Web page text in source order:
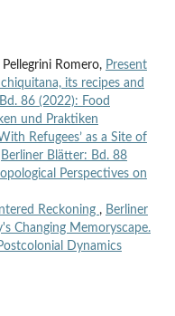
Romero, Present
its recipes and
86 (2022): Food
und Praktiken
Refugees’ as a Site of
Berliner Blätter: Bd. 88
Perspectives on
Reckoning , Berliner
Changing Memoryscape.
Dynamics